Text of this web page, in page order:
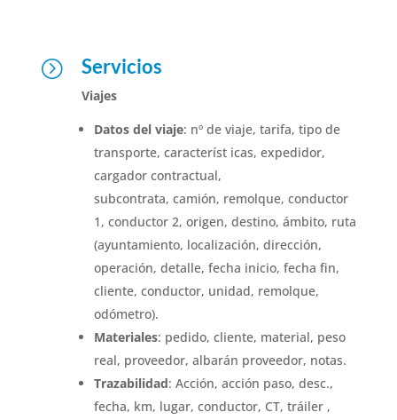
= Servicios
Viajes
Datos del viaje: nº de viaje, tarifa, tipo de
transporte, característ icas, expedidor,
cargador contractual,
subcontrata, camión, remolque, conductor
1, conductor 2, origen, destino, ámbito, ruta
(ayuntamiento, localización, dirección,
operación, detalle, fecha inicio, fecha fin,
cliente, conductor, unidad, remolque,
odómetro).
Materiales: pedido, cliente, material, peso
real, proveedor, albarán proveedor, notas.
Trazabilidad: Acción, acción paso, desc.,
fecha, km, lugar, conductor, CT, tráiler ,